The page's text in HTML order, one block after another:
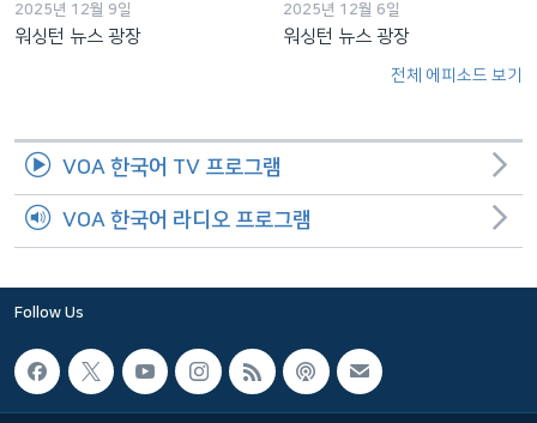
2025년 12월 9일
워싱턴 뉴스 광장
2025년 12월 6일
워싱턴 뉴스 광장
전체 에피소드 보기
VOA 한국어 TV 프로그램
VOA 한국어 라디오 프로그램
Follow Us